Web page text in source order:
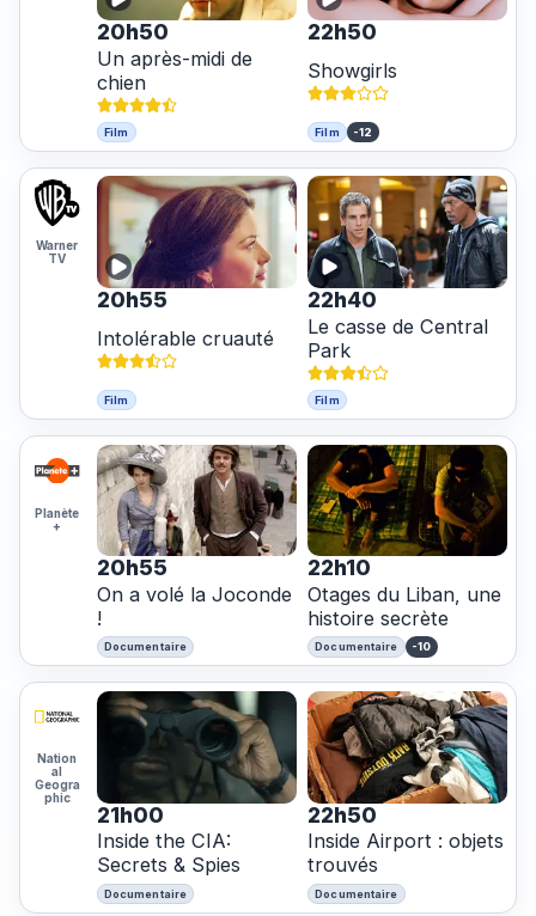
20h50
Un après-midi de
chien
Film
22h50
Showgirls
Film -12
Warner
TV
20h55
Intolérable cruauté
Film
22h40
Le casse de Central
Park
Film
Planète
+
20h55
On a volé la Joconde
!
Documentaire
22h10
Otages du Liban, une
histoire secrète
Documentaire -10
Nation
al
Geogra
phic
21h00
Inside the CIA:
Secrets & Spies
Documentaire
22h50
Inside Airport : objets
trouvés
Documentaire